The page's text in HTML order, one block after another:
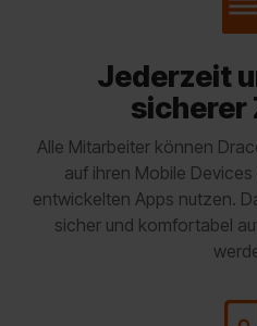
Jederzeit
Alle Mitarbeiter können
auf ihren Mobile
entwickelten Apps nutzen.
sicher und komfortabel